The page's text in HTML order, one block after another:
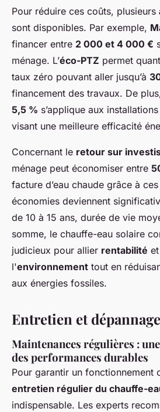
Pour réduire ces coûts, plusieurs
sont disponibles. Par exemple,
financer entre 2 000 et 4 000 €
ménage. L’éco-PTZ permet
taux zéro pouvant aller jusqu’à
financement des travaux. De
5,5 % s’applique aux
visant une meilleure efficacité
Concernant le retour sur
ménage peut économiser entre
facture d’eau chaude grâce à
économies deviennent
de 10 à 15 ans, durée de vie
somme, le chauffe-eau solaire
judicieux pour allier rentabilité
l'environnement tout en
aux énergies fossiles.
Entretien et dépannage
Maintenances régulières :
des performances durables
Pour garantir un fonctionnement
entretien régulier du chauffe-
indispensable. Les experts